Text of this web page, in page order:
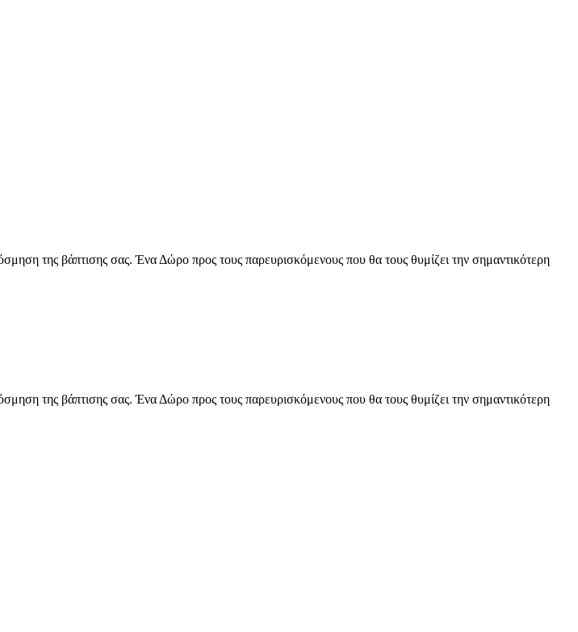
της βάπτισης σας. Ένα Δώρο προς τους παρευρισκόμενους που θα τους θυμίζει την σημαντικότερη
της βάπτισης σας. Ένα Δώρο προς τους παρευρισκόμενους που θα τους θυμίζει την σημαντικότερη